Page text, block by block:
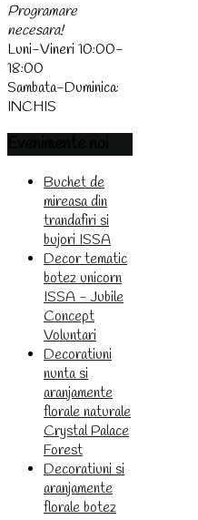
Programare
necesara!
Luni-Vineri 10:00-
18:00
Sambata-Duminica:
INCHIS
Buchet de
mireasa din
trandafiri si
bujori ISSA
Decor tematic
botez unicorn
ISSA - Jubile
Concept
Voluntari
Decoratiuni
nunta si
aranjamente
florale naturale
Crystal Palace
Forest
Decoratiuni si
aranjamente
florale botez